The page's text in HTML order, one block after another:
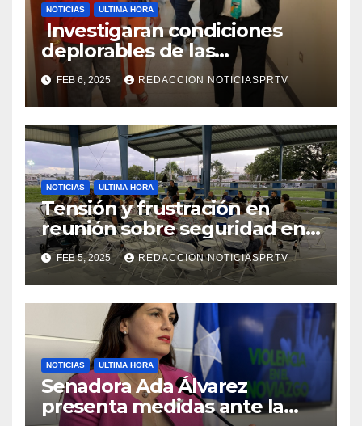
NOTICIAS ULTIMA HORA
Investigaran condiciones
deplorables de las
facilidades el Departamento
de la Salud en Mayagüez
FEB 6, 2025 REDACCION NOTICIASPRTV
NOTICIAS ULTIMA HORA
Tensión y frustración en
reunión sobre seguridad en
Reparto Metropolitano
FEB 5, 2025 REDACCION NOTICIASPRTV
NOTICIAS ULTIMA HORA
Senadora Ada Álvarez
presenta medidas ante la